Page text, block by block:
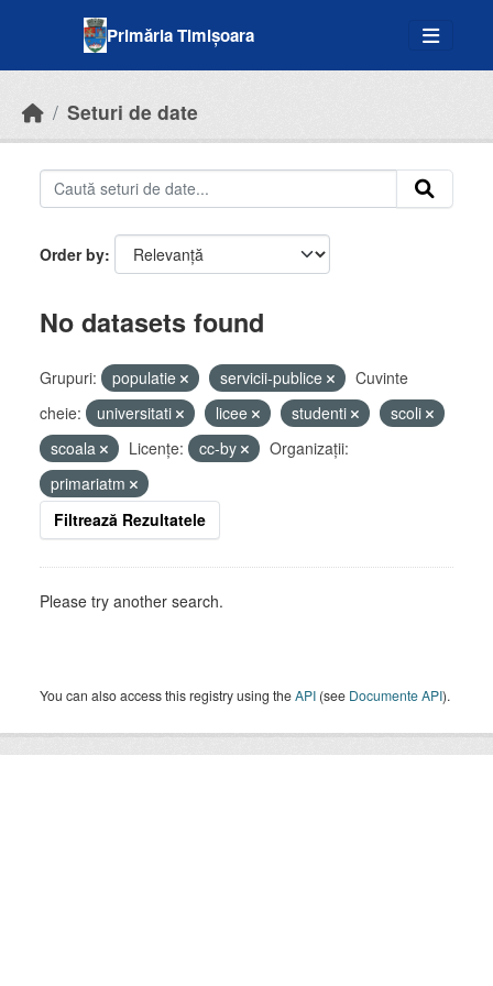
Primăria Timișoara
Seturi de date
Order by
No datasets found
Grupuri: populatie servicii-publice
Cuvinte
cheie:
universitati licee studenti
scoli
scoala
Licenţe: cc-by
Organizații:
primariatm
Filtrează Rezultatele
Please try another search.
You can also access this registry using theAPI (see Documente API).